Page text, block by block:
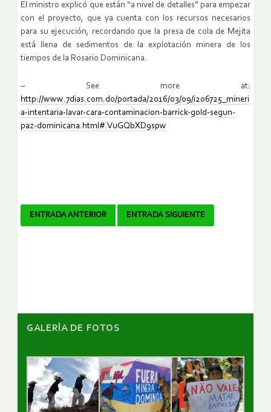
El ministro explicó que están “a nivel de detalles” para empezar
con el proyecto, que ya cuenta con los recursos necesarios
para su ejecución, recordando que la presa de cola de Mejita
está llena de sedimentos de la explotación minera de los
tiempos de la Rosario Dominicana.
– See more at:
http://www.7dias.com.do/portada/2016/03/09/i206725_mineri
a-intentaria-lavar-cara-contaminacion-barrick-gold-segun-
paz-dominicana.html#.VuGQbXD9spw
Navegador
ENTRADA ANTERIOR ENTRADA SIGUIENTE
GALERÌA DE FOTOS